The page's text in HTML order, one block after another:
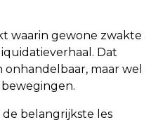
waarin gewone zwakte
Dat
maar wel
belangrijkste les